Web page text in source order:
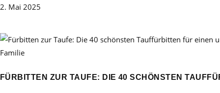
2. Mai 2025
Familie
FÜRBITTEN ZUR TAUFE: DIE 40 SCHÖNSTEN